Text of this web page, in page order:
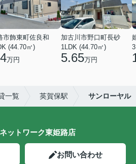
市飾東町佐良和
(44.70㎡)
万円
加古川市野口町長砂
1LDK (44.70㎡)
5.65万円
一覧 英賀保駅 サンローヤル
ットワーク東姫路店
お問い合わせ